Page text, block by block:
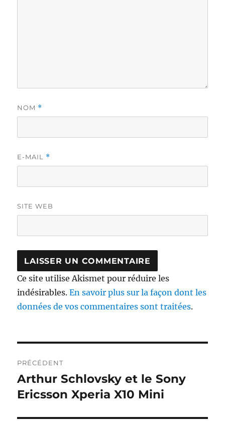
NOM *
E-MAIL *
SITE WEB
Ce site utilise Akismet pour réduire les
indésirables.En savoir plus sur la façon dont les
données de vos commentaires sont traitées.
de
l’article
PRÉCÉDENT
Publication
précédente :
Arthur Schlovsky et le Sony
Ericsson Xperia X10 Mini